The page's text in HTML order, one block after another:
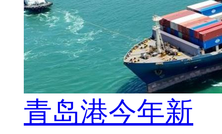
青岛港今年新